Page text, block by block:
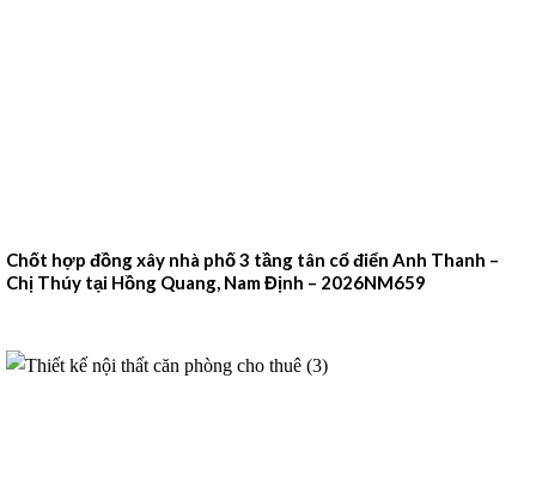
Chốt hợp đồng xây nhà phố 3 tầng tân cổ điển Anh Thanh –
Chị Thúy tại Hồng Quang, Nam Định – 2026NM659